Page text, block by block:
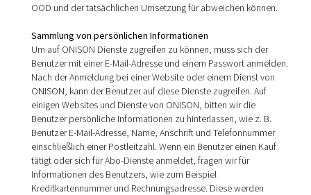
OOD und der tatsächlichen Umsetzung für abweichen können.
Sammlung von persönlichen Informationen
Um auf ONISON Dienste zugreifen zu können, muss sich der
Benutzer mit einer E-Mail-Adresse und einem Passwort anmelden.
Nach der Anmeldung bei einer Website oder einem Dienst von
ONISON, kann der Benutzer auf diese Dienste zugreifen. Auf
einigen Websites und Dienste von ONISON, bitten wir die
Benutzer persönliche Informationen zu hinterlassen, wie z. B.
Benutzer E-Mail-Adresse, Name, Anschrift und Telefonnummer
einschließlich einer Postleitzahl. Wenn ein Benutzer einen Kauf
tätigt oder sich für Abo-Dienste anmeldet, fragen wir für
Informationen des Benutzers, wie zum Beispiel
Kreditkartennummer und Rechnungsadresse. Diese werden